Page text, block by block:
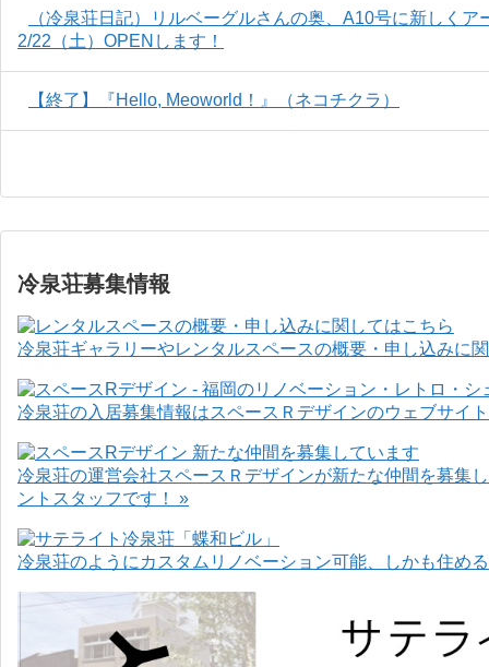
（冷泉荘日記）リルベーグルさんの奥、A10号に新しく
2/22（土）OPENします！
【終了】『Hello, Meoworld！』（ネコチクラ）
冷泉荘募集情報
冷泉荘ギャラリーやレンタルスペースの概要・申し込みに
冷泉荘の入居募集情報はスペースＲデザインのウェブサイ
冷泉荘の運営会社スペースＲデザインが新たな仲間を募集
ントスタッフです！ »
冷泉荘のようにカスタムリノベーション可能、しかも住め